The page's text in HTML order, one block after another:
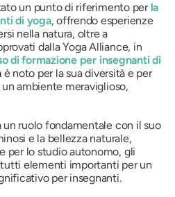
un punto di riferimento per la
di yoga, offrendo esperienze
nella natura, oltre a
dalla Yoga Alliance, in
di formazione per insegnanti di
è noto per la sua diversità e per
ambiente meraviglioso,
un ruolo fondamentale con il suo
e la bellezza naturale,
per lo studio autonomo, gli
tutti elementi importanti per un
per insegnanti.